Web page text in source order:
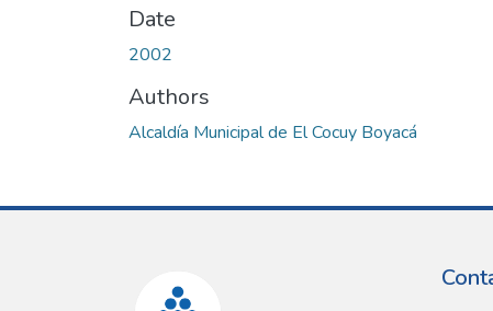
Date
2002
Authors
Alcaldía Municipal de El Cocuy Boyacá